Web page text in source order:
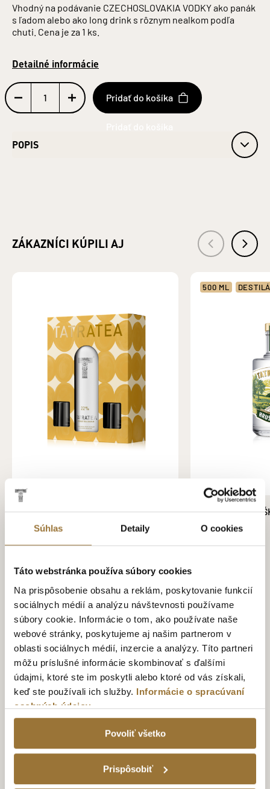
Súhlas Detaily O cookies
Táto webstránka používa súbory cookies
Na prispôsobenie obsahu a reklám, poskytovanie funkcií
sociálnych médií a analýzu návštevnosti používame
súbory cookie. Informácie o tom, ako používate naše
webové stránky, poskytujeme aj našim partnerom v
oblasti sociálnych médií, inzercie a analýzy. Títo partneri
môžu príslušné informácie skombinovať s ďalšími
údajmi, ktoré ste im poskytli alebo ktoré od vás získali,
keď ste používali ich služby. Informácie o spracúvaní
osobných údajov
Povoliť všetko
Prispôsobiť
Vhodný na podávanie CZECHOSLOVAKIA VODKY ako panák
s ľadom alebo ako long drink s rôznym nealkom podľa
chuti. Cena je za 1 ks.
Detailné informácie
Pridať do košíka
POPIS
ZÁKAZNÍCI KÚPILI AJ
DARČEKOVÉ BALENIE TATRATEA 22 %
KOKOS S DVOMA POHÁRIKMI
500 ML
TATRANSKÁ
12.99€
TATRATEA TOUR
UŽITE SI
NEZABUDNUTEĽNÚ
DEGUSTÁCIU TATRATEA